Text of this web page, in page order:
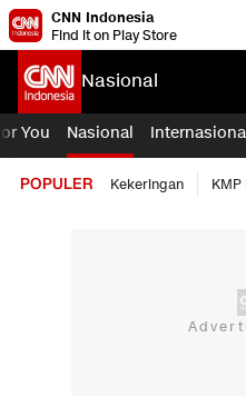
CNN Indonesia
Find it on Play Store
Nasional
You Nasional
POPULER Kekeringan